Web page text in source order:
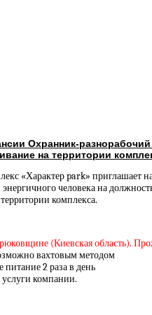
Охранник-
на территории
«Характер park» приглашает
энергичного человека на
комплекса.
(Киевская область).
вахтовым методом
питание 2 раза в день
компании.